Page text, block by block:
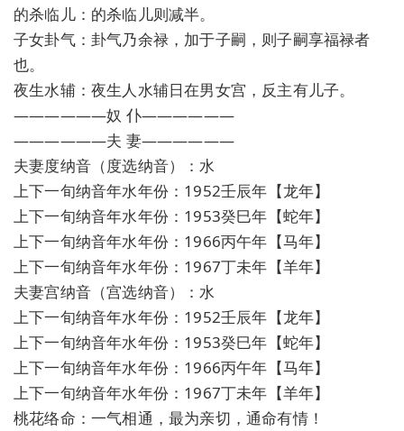
的杀临儿：的杀临儿则减半。
子女卦气：卦气乃余禄，加于子嗣，则子嗣享福禄者
也。
夜生水辅：夜生人水辅日在男女宫，反主有儿子。
——————奴 仆——————
——————夫 妻——————
夫妻度纳音（度选纳音）：水
上下一旬纳音年水年份：1952壬辰年【龙年】
上下一旬纳音年水年份：1953癸巳年【蛇年】
上下一旬纳音年水年份：1966丙午年【马年】
上下一旬纳音年水年份：1967丁未年【羊年】
夫妻宫纳音（宫选纳音）：水
上下一旬纳音年水年份：1952壬辰年【龙年】
上下一旬纳音年水年份：1953癸巳年【蛇年】
上下一旬纳音年水年份：1966丙午年【马年】
上下一旬纳音年水年份：1967丁未年【羊年】
桃花络命：一气相通，最为亲切，通命有情！